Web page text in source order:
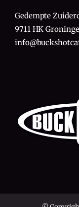
Gedempte
9711 HK